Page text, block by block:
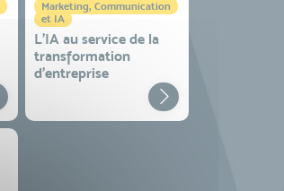
Marketing, Communication
et IA
L'IA au service de la
transformation
d'entreprise